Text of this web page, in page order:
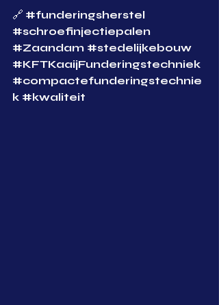
🔗 #funderingsherstel
#schroefinjectiepalen
#Zaandam #stedelijkebouw
#KFTKaaijFunderingstechniek
#compactefunderingstechnie
k #kwaliteit